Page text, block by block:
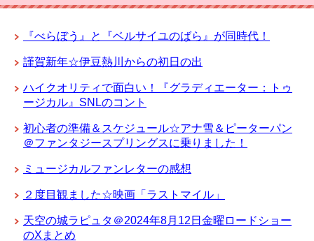
『べらぼう』と『ベルサイユのばら』が同時代！
謹賀新年☆伊豆熱川からの初日の出
ハイクオリティで面白い！『グラディエーター：トゥ
ージカル』SNLのコント
初心者の準備＆スケジュール☆アナ雪＆ピーターパン
＠ファンタジースプリングスに乗りました！
ミュージカルファンレターの感想
２度目観ました☆映画「ラストマイル」
天空の城ラピュタ＠2024年8月12日金曜ロードショー
のXまとめ